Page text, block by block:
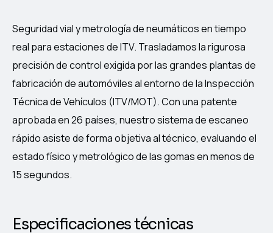
Seguridad vial y metrología de neumáticos en tiempo
real para estaciones de ITV. Trasladamos la rigurosa
precisión de control exigida por las grandes plantas de
fabricación de automóviles al entorno de la Inspección
Técnica de Vehículos (ITV/MOT). Con una patente
aprobada en 26 países, nuestro sistema de escaneo
rápido asiste de forma objetiva al técnico, evaluando el
estado físico y metrológico de las gomas en menos de
15 segundos.
Especificaciones técnicas